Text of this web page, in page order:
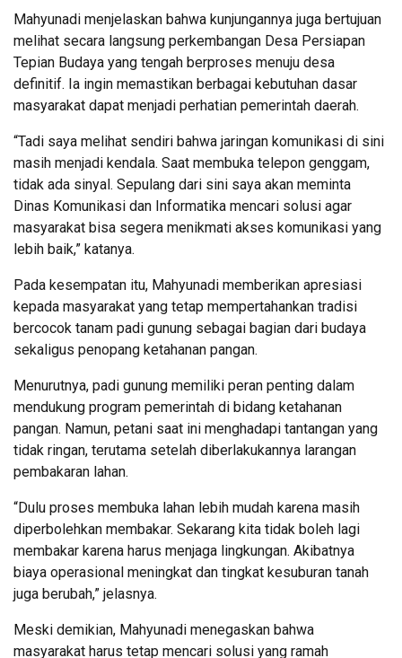
Mahyunadi menjelaskan bahwa kunjungannya juga bertujuan
melihat secara langsung perkembangan Desa Persiapan
Tepian Budaya yang tengah berproses menuju desa
definitif. Ia ingin memastikan berbagai kebutuhan dasar
masyarakat dapat menjadi perhatian pemerintah daerah.
“Tadi saya melihat sendiri bahwa jaringan komunikasi di sini
masih menjadi kendala. Saat membuka telepon genggam,
tidak ada sinyal. Sepulang dari sini saya akan meminta
Dinas Komunikasi dan Informatika mencari solusi agar
masyarakat bisa segera menikmati akses komunikasi yang
lebih baik,” katanya.
Pada kesempatan itu, Mahyunadi memberikan apresiasi
kepada masyarakat yang tetap mempertahankan tradisi
bercocok tanam padi gunung sebagai bagian dari budaya
sekaligus penopang ketahanan pangan.
Menurutnya, padi gunung memiliki peran penting dalam
mendukung program pemerintah di bidang ketahanan
pangan. Namun, petani saat ini menghadapi tantangan yang
tidak ringan, terutama setelah diberlakukannya larangan
pembakaran lahan.
“Dulu proses membuka lahan lebih mudah karena masih
diperbolehkan membakar. Sekarang kita tidak boleh lagi
membakar karena harus menjaga lingkungan. Akibatnya
biaya operasional meningkat dan tingkat kesuburan tanah
juga berubah,” jelasnya.
Meski demikian, Mahyunadi menegaskan bahwa
masyarakat harus tetap mencari solusi yang ramah